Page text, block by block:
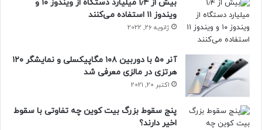
بیش از ۱٫۴ میلیارد دستگاه از ویندوز ۱۰ و
ویندوز ۱۱ استفاده می‌کنند
ژانویه 26, 2022
آنر ۵۰ با دوربین ۱۰۸ مگاپیکسلی و نمایشگر ۱۲۰
هرتزی در مالزی معرفی شد
اکتبر 20, 2021
پنج سقوط بزرگ بیت کوین چه تفاوتی با سقوط
اخیر دارند؟